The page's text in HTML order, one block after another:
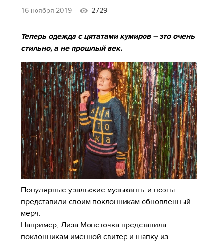
16 ноября 2019 2729
Теперь одежда с цитатами кумиров – это очень
стильно, а не прошлый век.
Популярные уральские музыканты и поэты
представили своим поклонникам обновленный
мерч.
Например, Лиза Монеточка представила
поклонникам именной свитер и шапку из